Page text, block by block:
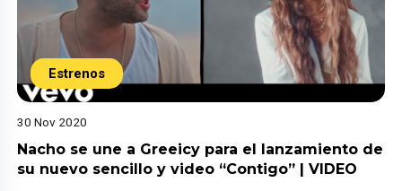
Estrenos
30 Nov 2020
Nacho se une a Greeicy para el lanzamiento de
su nuevo sencillo y video “Contigo” | VIDEO